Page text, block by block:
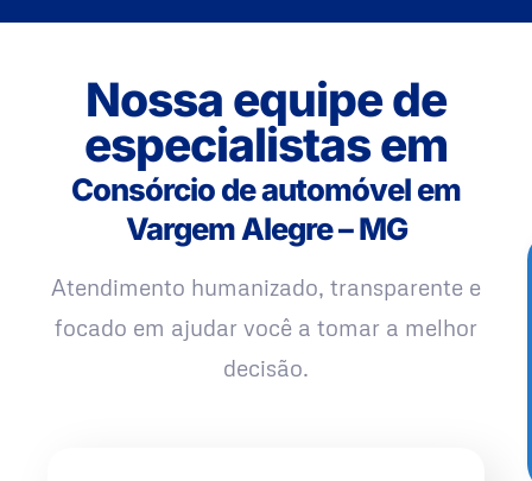
Nossa equipe de
especialistas em
Consórcio de automóvel em
Vargem Alegre – MG
Atendimento humanizado, transparente e
focado em ajudar você a tomar a melhor
decisão.